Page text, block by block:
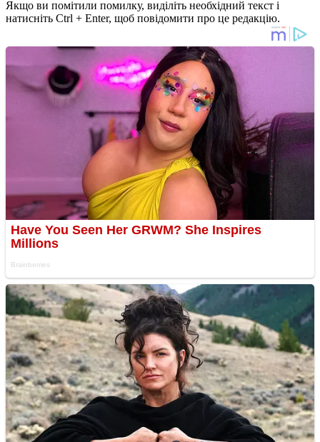
Якщо ви помітили помилку, виділіть необхідний текст і
натисніть Ctrl + Enter, щоб повідомити про це редакцію.